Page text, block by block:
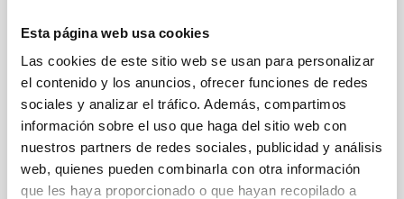
Esta página web usa cookies
Las cookies de este sitio web se usan para personalizar
el contenido y los anuncios, ofrecer funciones de redes
sociales y analizar el tráfico. Además, compartimos
información sobre el uso que haga del sitio web con
nuestros partners de redes sociales, publicidad y análisis
web, quienes pueden combinarla con otra información
que les haya proporcionado o que hayan recopilado a
PREDOCTORALES PARA LA FORMACIÓN
DE DOCTORES, PROGRAMA ESTATAL
PARA DESARROLLLAR, ATRAER Y
RETENER TALENTO, PLAN ESTATAL DE
INVESTIGACIÓN CIENTÍFICA, TÉCNICA Y
DE INNOVACIÓN 2021-2023
Las ayudas tienen como objeto la formación de